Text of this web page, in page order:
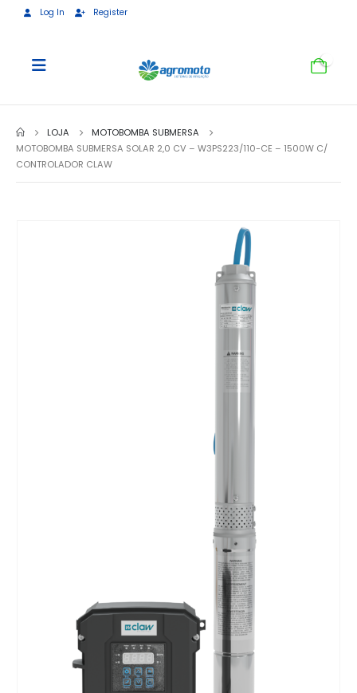
Log In Register
0
LOJA
MOTOBOMBA SUBMERSA
MOTOBOMBA SUBMERSA SOLAR 2,0 CV – W3PS223/110-CE – 1500W C/
CONTROLADOR CLAW